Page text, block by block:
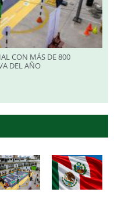
CON MÁS DE 800
DEL AÑO